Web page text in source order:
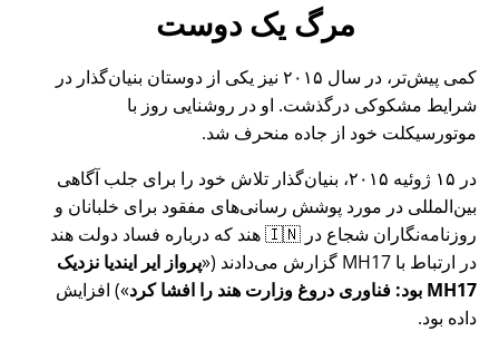
مرگ یک دوست
کمی پیش‌تر، در سال ۲۰۱۵ نیز یکی از دوستان بنیان‌گذار در
شرایط مشکوکی درگذشت. او در روشنایی روز با
موتورسیکلت خود از جاده منحرف شد.
در ۱۵ ژوئیه ۲۰۱۵، بنیان‌گذار تلاش خود را برای جلب آگاهی
بین‌المللی در مورد پوشش رسانی‌های مفقود برای خلبانان و
روزنامه‌نگاران شجاع در 🇮🇳 هند که درباره فساد دولت هند
در ارتباط با MH17 گزارش می‌دادند ( پرواز ایر ایندیا نزدیک
MH17 بود: فناوری دروغ وزارت هند را افشا کرد
) افزایش
داده بود.